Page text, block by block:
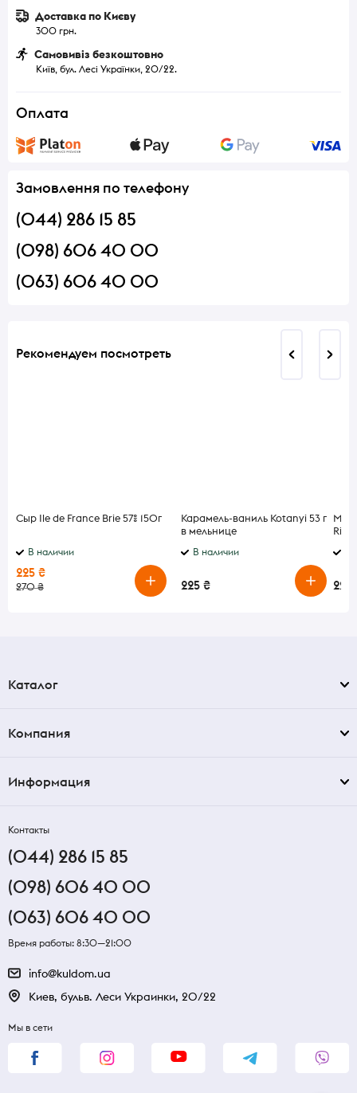
Доставка по Києву
300 грн.
Самовивіз безкоштовно
Київ, бул. Лесі Українки, 20/22.
Оплата
Замовлення по телефону
(044) 286 15 85
(098) 606 40 00
(063) 606 40 00
Рекомендуем посмотреть
Сыр Ile de France Brie 57% 150г
В наличии
225 ₴
270 ₴
Карамель-ваниль Kotanyi 53 г
в мельнице
В наличии
225 ₴ 225
Каталог
Компания
Информация
Контакты
(044) 286 15 85
(098) 606 40 00
(063) 606 40 00
Время работы: 8:30—21:00
info@kuldom.ua
Киев, бульв. Леси Украинки, 20/22
Мы в сети